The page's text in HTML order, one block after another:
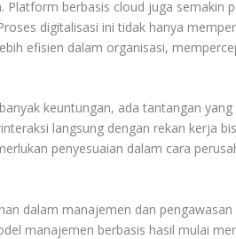
berbasis cloud juga semakin
digitalisasi ini tidak hanya
efisien dalam organisasi,
keuntungan, ada tantangan
langsung dengan rekan kerja
penyesuaian dalam cara
dalam manajemen dan
manajemen berbasis hasil mulai